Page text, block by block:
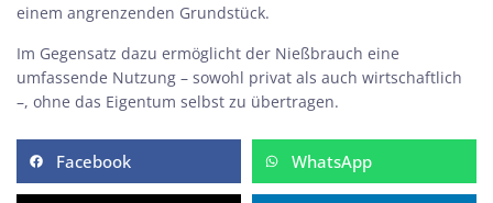
einem angrenzenden Grundstück.
Im Gegensatz dazu ermöglicht der Nießbrauch eine
umfassende Nutzung – sowohl privat als auch wirtschaftlich
–, ohne das Eigentum selbst zu übertragen.
Facebook WhatsApp